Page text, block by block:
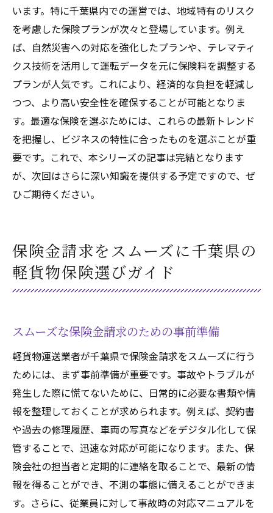
います。特に千葉県内での運営では、地域特有のリスク
を考慮した保険プランが次々と登場しています。例え
ば、自然災害への対応を強化したプランや、テレマティ
クス技術を活用して運転データを元に保険料を調整する
プランが人気です。これにより、経済的な負担を軽減し
つつ、より高い安全性を確保することが可能となりま
す。最適な保険を選ぶためには、これらの最新トレンド
を把握し、ビジネスの特性に合ったものを選ぶことが重
要です。これで、本シリーズの記事は完結となります
が、次回はさらに深い知識を提供する予定ですので、ぜ
ひご期待ください。
保険金請求をスムーズに千葉県の
軽貨物保険選びガイド
スムーズな保険金請求のための事前準備
軽貨物運送業者が千葉県で保険金請求をスムーズに行う
ためには、まず事前準備が重要です。事故やトラブルが
発生した際に慌てないために、日常的に必要な書類や情
報を整理しておくことが求められます。例えば、契約書
や過去の修理履歴、車両の写真などをデジタル化して保
管することで、迅速な対応が可能になります。また、保
険会社の担当者と定期的に連絡を取ることで、最新の情
報を得ることができ、不測の事態に備えることができま
す。さらに、従業員に対して事故時の対応マニュアルを